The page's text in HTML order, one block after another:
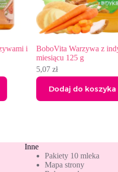
po 5
BoboVita Potrawka z
szpinakiem 1-3 lata
60,19zł
Dodaj do koszyka
Inne
Pakiety 10 mleka
Mapa strony